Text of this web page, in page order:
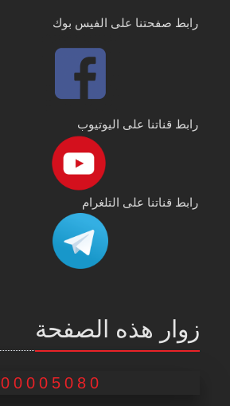
رابط صفحتنا على الفيس بوك
رابط قناتنا على اليوتيوب
رابط قناتنا على التلغرام
زوار هذه الصفحة
00005080